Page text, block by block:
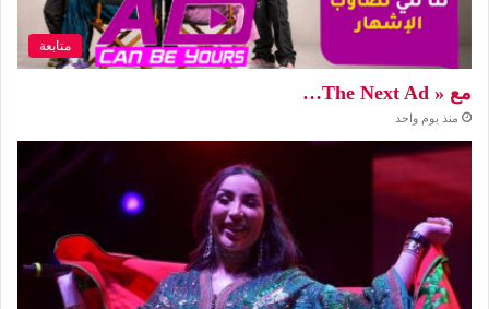
متابعة
مع « The Next Ad…
منذ يوم واحد